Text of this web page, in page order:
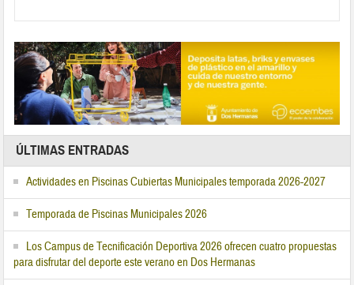
ÚLTIMAS ENTRADAS
Actividades en Piscinas Cubiertas Municipales temporada 2026-2027
Temporada de Piscinas Municipales 2026
Los Campus de Tecnificación Deportiva 2026 ofrecen cuatro propuestas
para disfrutar del deporte este verano en Dos Hermanas